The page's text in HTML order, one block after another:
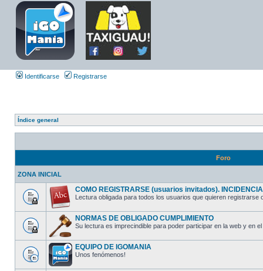
Identificarse Registrarse
Índice general
Foro
ZONA INICIAL
COMO REGISTRARSE (usuarios invitados).
Lectura obligada para todos los usuarios que quieren registrarse
NORMAS DE OBLIGADO CUMPLIMIENTO
Su lectura es imprecindible para poder participar en la web y en
EQUIPO DE IGOMANIA
Unos fenómenos!